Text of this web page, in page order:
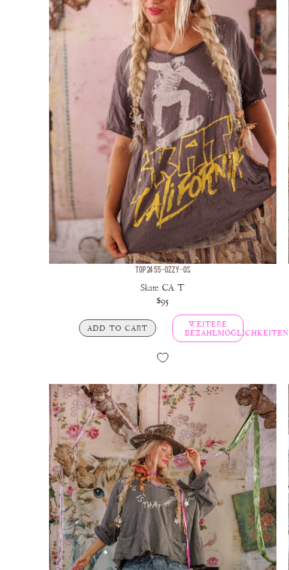
TOP 2455-OZZY-OS
Skate CA T
$95
ADD TO CART
WEITERE
BEZAHLMÖGLICHKEITEN